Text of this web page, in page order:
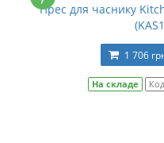
Прес для часнику
1 706
На складе